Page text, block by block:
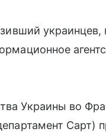
украинцев,
Украины во
Сарт)